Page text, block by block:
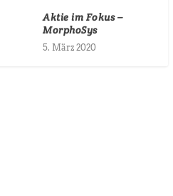
Aktie im Fokus –
MorphoSys
5. März 2020